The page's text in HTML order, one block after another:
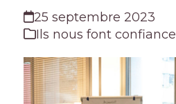
25 septembre 2023
Ils nous font confiance